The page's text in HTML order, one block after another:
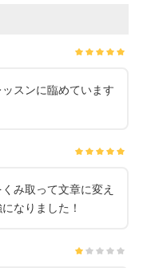
スンに臨めています
み取って文章に変え
なりました！